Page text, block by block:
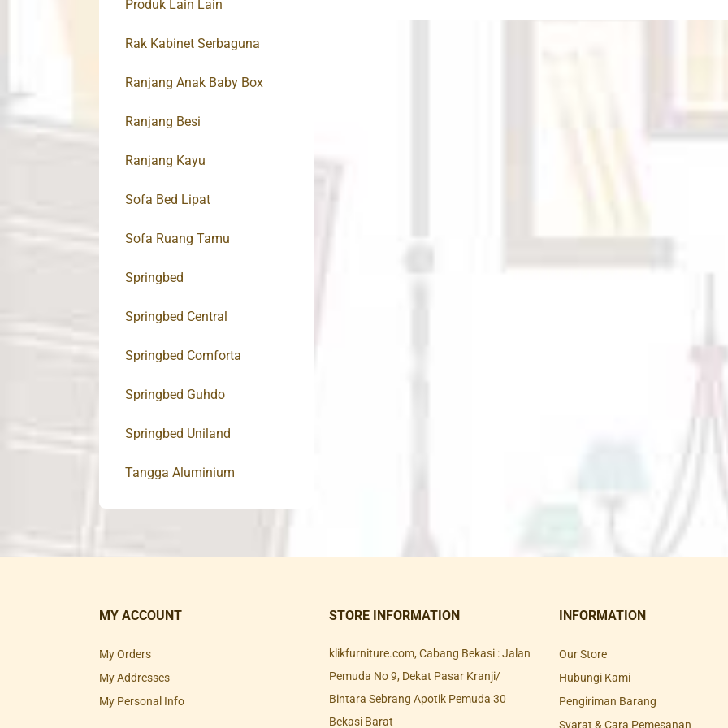
Produk Lain Lain
Rak Kabinet Serbaguna
Ranjang Anak Baby Box
Ranjang Besi
Ranjang Kayu
Sofa Bed Lipat
Sofa Ruang Tamu
Springbed
Springbed Central
Springbed Comforta
Springbed Guhdo
Springbed Uniland
Tangga Aluminium
MY ACCOUNT
My Orders
My Addresses
My Personal Info
STORE INFORMATION
klikfurniture.com, Cabang Bekasi : Jalan
Pemuda No 9, Dekat Pasar Kranji/
Bintara Sebrang Apotik Pemuda 30
Bekasi Barat
INFORMATION
Our Store
Hubungi Kami
Pengiriman Barang
Syarat & Cara Pemesanan